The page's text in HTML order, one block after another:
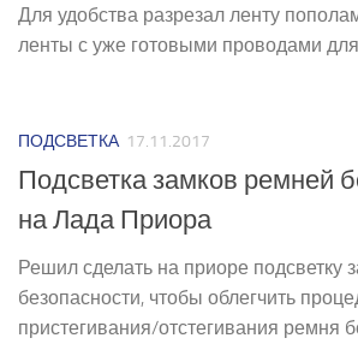
Для удобства разрезал ленту
ленты с уже готовыми проводами для
ПОДСВЕТКА 17.11.2017
Подсветка замков ремней
на Лада Приора
Решил сделать на приоре подсветку
безопасности, чтобы облегчить
пристегивания/отстегивания ремня